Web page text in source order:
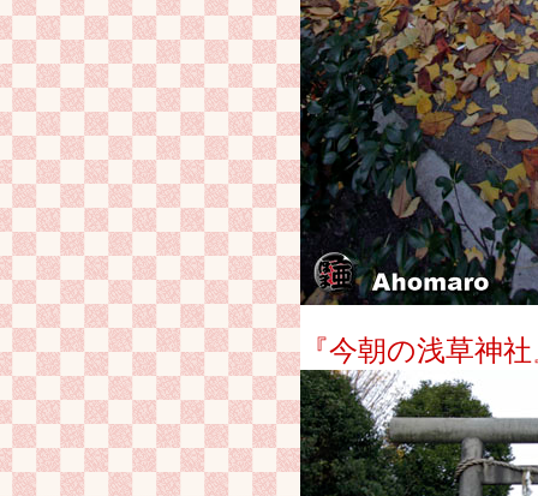
『今朝の浅草神社